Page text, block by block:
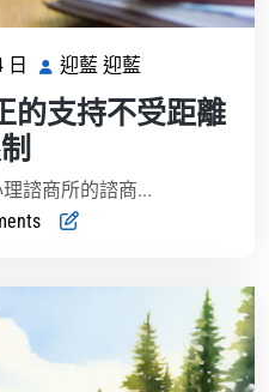
日
2024
年
7
14
日
迎藍 迎藍
藍
迎
的支持不受距離
諮商所的諮商...